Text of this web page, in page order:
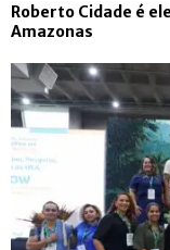
Roberto Cidade é
Amazonas